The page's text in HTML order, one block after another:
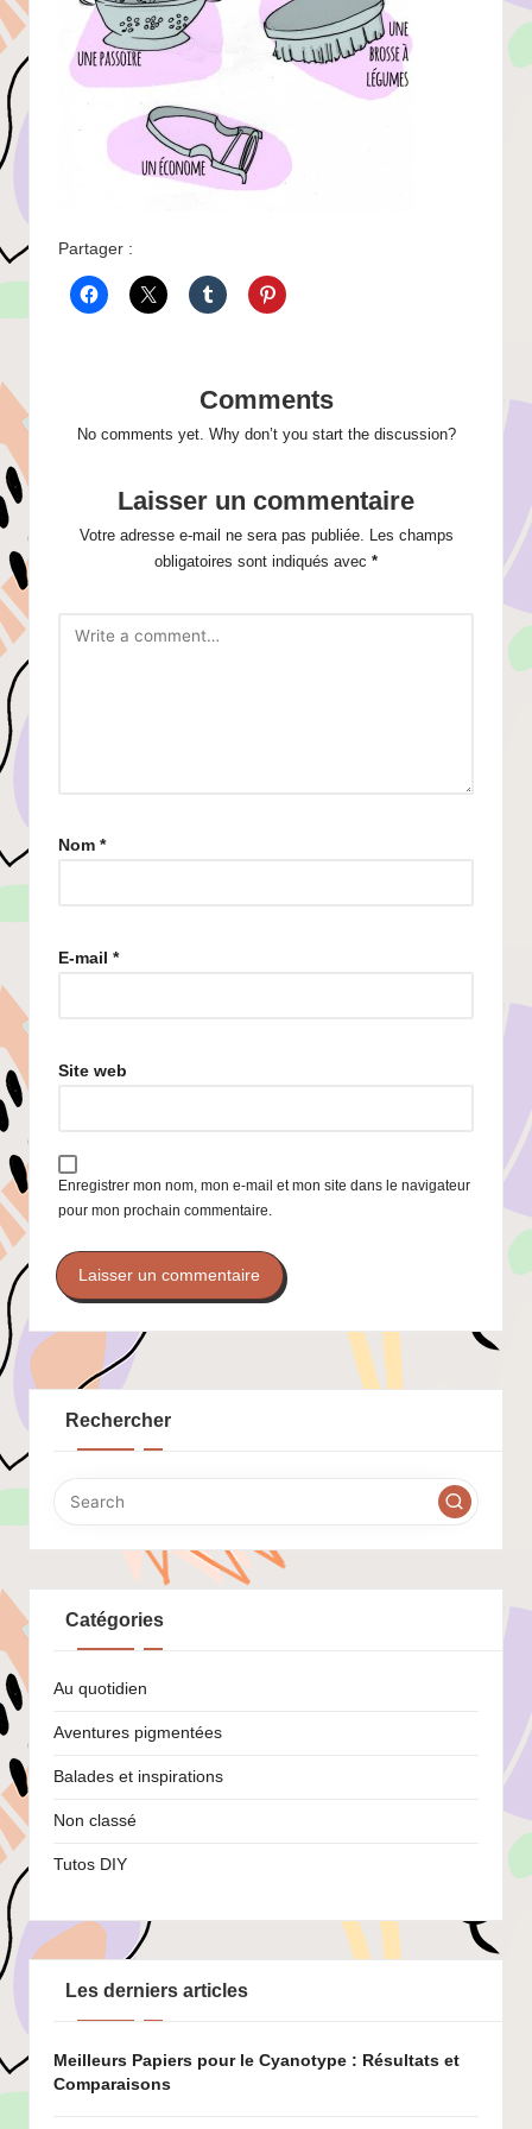
Partager :
Comments
No comments yet. Why don’t you start the discussion?
Laisser un commentaire
Votre adresse e-mail ne sera pas publiée.
Les champs
obligatoires sont indiqués avec *
Nom *
E-mail *
Site web
Enregistrer mon nom, mon e-mail et mon site dans le navigateur
pour mon prochain commentaire.
Rechercher
Catégories
Au quotidien
Aventures pigmentées
Balades et inspirations
Non classé
Tutos DIY
Les derniers articles
Meilleurs Papiers pour le Cyanotype : Résultats et
Comparaisons